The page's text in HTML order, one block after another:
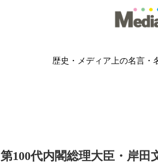
歴史・メディア上の名言・
第100代内閣総理大臣・岸田